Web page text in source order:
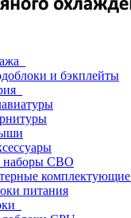
и бэкплейты
наборы СВО
комплектующие
питания